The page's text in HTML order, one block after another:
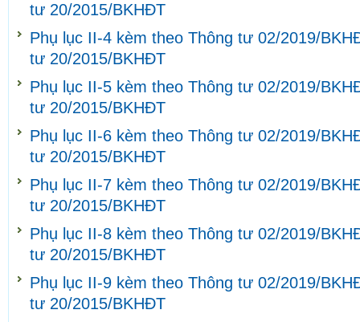
tư 20/2015/BKHĐT
Phụ lục II-4 kèm theo Thông tư 02/2019/
tư 20/2015/BKHĐT
Phụ lục II-5 kèm theo Thông tư 02/2019/
tư 20/2015/BKHĐT
Phụ lục II-6 kèm theo Thông tư 02/2019/
tư 20/2015/BKHĐT
Phụ lục II-7 kèm theo Thông tư 02/2019/
tư 20/2015/BKHĐT
Phụ lục II-8 kèm theo Thông tư 02/2019/
tư 20/2015/BKHĐT
Phụ lục II-9 kèm theo Thông tư 02/2019/
tư 20/2015/BKHĐT